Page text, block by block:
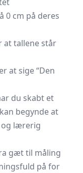
0 cm på deres
at tallene står
at sige “Den
du skabt et
begynde at
og lærerig
gæt til måling
på for